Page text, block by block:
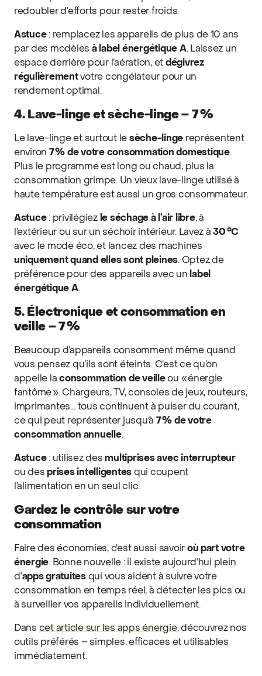
redoubler d’efforts pour rester froids.
Astuce: remplacez les appareils de plus de 10 ans
par des modèles à label énergétique A. Laissez un
espace derrière pour l’aération, et dégivrez
régulièrementvotre congélateur pour un
rendement optimal.
4. Lave-linge et sèche-linge – 7 %
Le lave-linge et surtout le sèche-linge représentent
environ 7 % de votre consommation domestique.
Plus le programme est long ou chaud, plus la
consommation grimpe. Un vieux lave-linge utilisé à
haute température est aussi un gros consommateur.
Astuce: privilégiez le séchage à l’air libre, à
l’extérieur ou sur un séchoir intérieur. Lavez à30 °C
avec le mode éco, et lancez des machines
uniquement quand elles sont pleines. Optez de
préférence pour des appareils avec un label
énergétique A.
5. Électronique et consommation en
veille – 7 %
Beaucoup d’appareils consomment même quand
vous pensez qu’ils sont éteints. C’est ce qu’on
appelle laconsommation de veilleou « énergie
fantôme ». Chargeurs, TV, consoles de jeux, routeurs,
imprimantes… tous continuent à puiser du courant,
ce qui peut représenter jusqu’à 7 % de votre
consommation annuelle.
Astuce: utilisez desmultiprises avec interrupteur
ou desprises intelligentes qui coupent
l’alimentation en un seul clic.
Gardez le contrôle sur votre
consommation
Faire des économies, c’est aussi savoir où part votre
énergie. Bonne nouvelle : il existe aujourd’hui plein
d’apps gratuitesqui vous aident à suivre votre
consommation en temps réel, à détecter les pics ou
à surveiller vos appareils individuellement.
Dans cet article sur les apps énergie, découvrez nos
outils préférés – simples, efficaces et utilisables
immédiatement.